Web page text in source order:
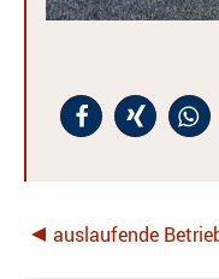
auslaufende